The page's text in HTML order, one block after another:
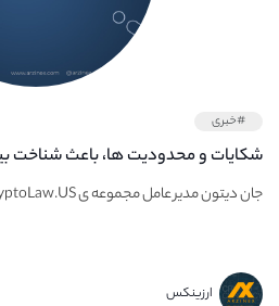
#خبری
شکایات و محدودیت ها، باعث شناخت
شود
جان دیتون مدیر عامل مجموعه ی CryptoLaw.US در توییتی...
ارزینکس